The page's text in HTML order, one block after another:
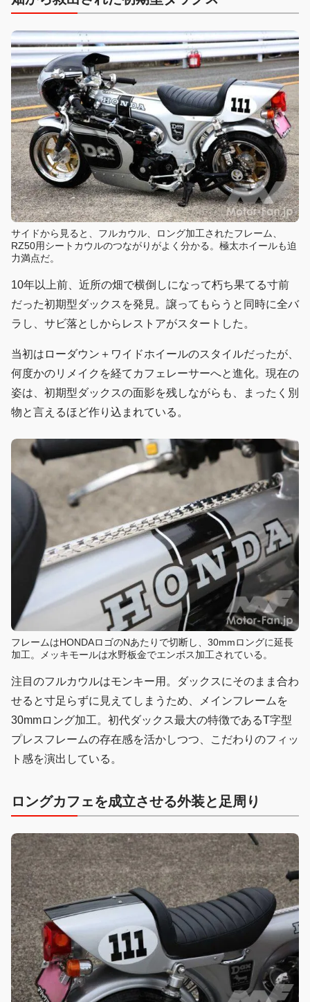
サイドから見ると、フルカウル、ロング加工されたフレーム、
RZ50用シートカウルのつながりがよく分かる。極太ホイールも迫
力満点だ。
10年以上前、近所の畑で横倒しになって朽ち果てる寸前
だった初期型ダックスを発見。譲ってもらうと同時に全バ
ラし、サビ落としからレストアがスタートした。
当初はローダウン＋ワイドホイールのスタイルだったが、
何度かのリメイクを経てカフェレーサーへと進化。現在の
姿は、初期型ダックスの面影を残しながらも、まったく別
物と言えるほど作り込まれている。
フレームはHONDAロゴのNあたりで切断し、30mmロングに延長
加工。メッキモールは水野板金でエンボス加工されている。
注目のフルカウルはモンキー用。ダックスにそのまま合わ
せると寸足らずに見えてしまうため、メインフレームを
30mmロング加工。初代ダックス最大の特徴であるT字型
プレスフレームの存在感を活かしつつ、こだわりのフィッ
ト感を演出している。
ロングカフェを成立させる外装と足周り